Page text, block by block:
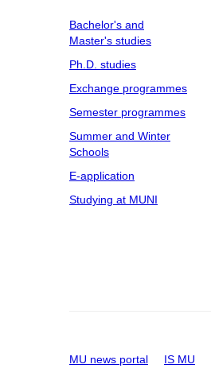
Bachelor's and
Master's studies
Ph.D. studies
Exchange programmes
Semester programmes
Summer and Winter
Schools
E-application
Studying at MUNI
MU news portal IS MU